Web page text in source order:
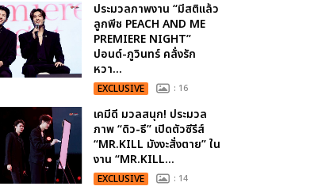
ประมวลภาพงาน “มีสติแล้ว
ลูกพีช PEACH AND ME
PREMIERE NIGHT”
ปอนด์-ภูวินทร์ คลั่งรัก
หวา...
EXCLUSIVE : 16
เคมีดี มวลสนุก! ประมวล
ภาพ “ดิว-ธี” เปิดตัวซีรีส์
“MR.KILL มังงะสั่งตาย” ใน
งาน “MR.KILL...
EXCLUSIVE : 14